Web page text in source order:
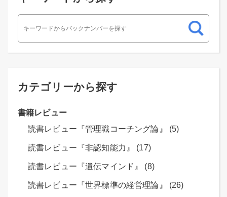
カテゴリーから探す
書籍レビュー
読書レビュー『管理職コーチング論』 (5)
読書レビュー『非認知能力』 (17)
読書レビュー『遺伝マインド』 (8)
読書レビュー『世界標準の経営理論』 (26)